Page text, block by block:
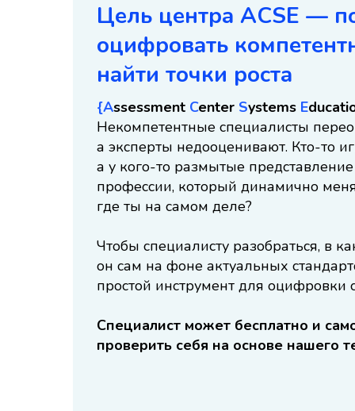
Цель центра ACSE —
оцифровать
найти точки роста
{Assessment Center Systems E
Некомпетентные специалисты
а эксперты недооценивают. Кто-то
а у кого-то размытые
профессии, который динамично
где ты на самом деле?
Чтобы специалисту разобраться, в
он сам на фоне актуальных
простой инструмент для оцифровки
Специалист может бесплатно и
проверить себя на основе нашего